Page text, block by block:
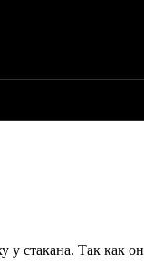
у стакана. Так как